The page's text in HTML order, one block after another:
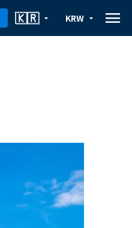
arrow_drop_down
🇰🇷 arrow_drop_down
KRW menu